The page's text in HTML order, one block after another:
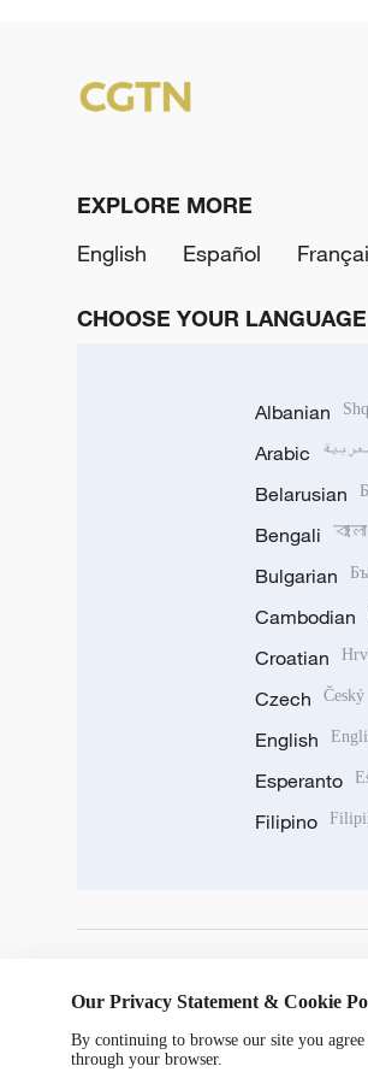
EXPLORE MORE
English
Español
CHOOSE YOUR LANGUAGE
Albanian
Arabic
Belarusian
Bengali বাংলা
Bulgarian
Cambodian
Croatian
Czech Český
English
Esperanto
Filipino
Our Privacy Statement & Cookie
By continuing to browse our site you
through your browser.